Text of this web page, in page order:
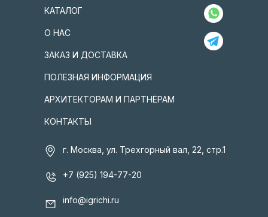
АРХИТЕКТОРАМ И ПАРТНЁРАМ
КОНТАКТЫ
ПОЛЕЗНАЯ ИНФОРМАЦИЯ
ЗАКАЗ И ДОСТАВКА
О НАС
КАТАЛОГ
г. Москва, ул. Трехгорный вал, 22, стр.1
+7 (925) 194-77-20
info@igrichi.ru